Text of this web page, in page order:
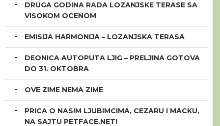
DRUGA GODINA RADA LOZANJSKE TERASE SA
VISOKOM OCENOM
EMISIJA HARMONIJA – LOZANJSKA TERASA
DEONICA AUTOPUTA LJIG – PRELJINA GOTOVA
DO 31. OKTOBRA
OVE ZIME NEMA ZIME
PRICA O NASIM LJUBIMCIMA, CEZARU I MACKU,
NA SAJTU PETFACE.NET!